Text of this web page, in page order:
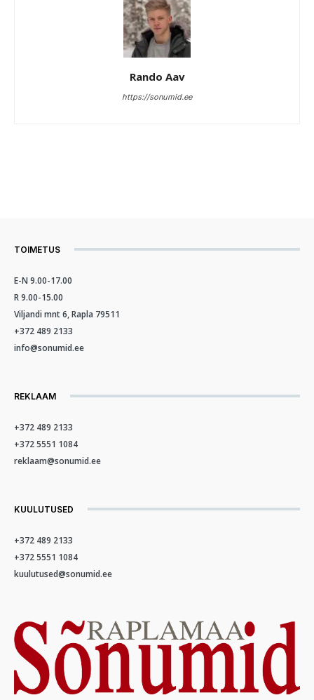
Rando Aav
https://sonumid.ee
TOIMETUS
E-N 9.00-17.00
R 9.00-15.00
Viljandi mnt 6, Rapla 79511
+372 489 2133
info@sonumid.ee
REKLAAM
+372 489 2133
+372 5551 1084
reklaam@sonumid.ee
KUULUTUSED
+372 489 2133
+372 5551 1084
kuulutused@sonumid.ee